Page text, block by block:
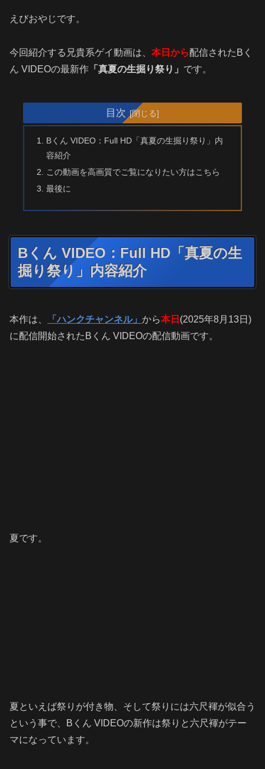
えびおやじです。
今回紹介する兄貴系ゲイ動画は、 本日から配信されたBく
ん VIDEOの最新作 「真夏の生掘り祭り」 です。
目次
Bくん VIDEO：Full HD「真夏の生掘り祭り」内
容紹介
この動画を高画質でご覧になりたい方はこちら
最後に
Bくん VIDEO：Full HD「真夏の生
掘り祭り」内容紹介
本作は、 「ハンクチャンネル」 から本日 (2025年8月13日)
に配信開始されたBくん VIDEOの配信動画です。
夏です。
夏といえば祭りが付き物、そして祭りには六尺褌が似合う
という事で、Bくん VIDEOの新作は祭りと六尺褌がテー
マになっています。